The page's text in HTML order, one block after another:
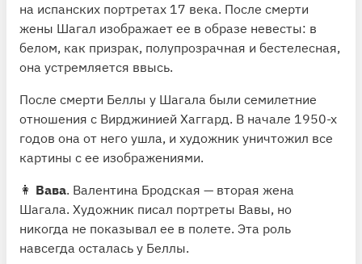
на испанских портретах 17 века. После смерти
жены Шагал изображает ее в образе невесты: в
белом, как призрак, полупрозрачная и бестелесная,
она устремляется ввысь.
После смерти Беллы у Шагала были семилетние
отношения с Вирджинией Хаггард. В начале 1950-х
годов она от него ушла, и художник уничтожил все
картины с ее изображениями.
👩 Вава. Валентина Бродская — вторая жена
Шагала. Художник писал портреты Вавы, но
никогда не показывал ее в полете. Эта роль
навсегда осталась у Беллы.